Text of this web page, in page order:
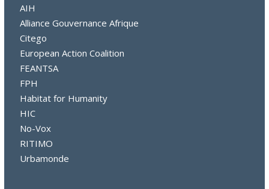
AIH
Alliance Gouvernance Afrique
Citego
European Action Coalition
FEANTSA
FPH
Habitat for Humanity
HIC
No-Vox
RITIMO
Urbamonde